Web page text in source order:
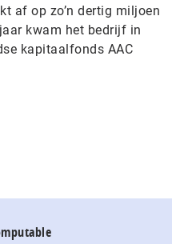
af op zo’n dertig miljoen
kwam het bedrijf in
kapitaalfonds AAC